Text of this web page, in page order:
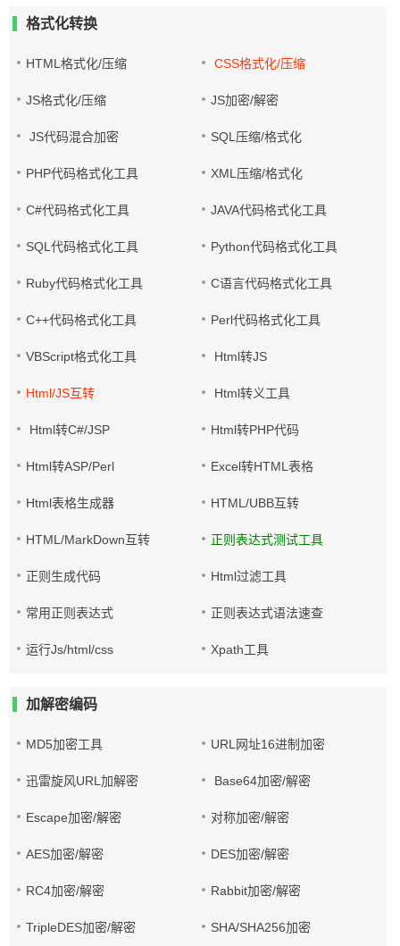
格式化转换
HTML格式化/压缩 CSS格式化/压缩
JS格式化/压缩 JS加密/解密
JS代码混合加密 SQL压缩/格式化
PHP代码格式化工具 XML压缩/格式化
C#代码格式化工具 JAVA代码格式化工具
SQL代码格式化工具 Python代码格式化工具
Ruby代码格式化工具 C语言代码格式化工具
C++代码格式化工具 Perl代码格式化工具
VBScript格式化工具 Html转JS
Html/JS互转 Html转义工具
Html转C#/JSP Html转PHP代码
Html转ASP/Perl Excel转HTML表格
Html表格生成器 HTML/UBB互转
HTML/MarkDown互转 正则表达式测试工具
正则生成代码 Html过滤工具
常用正则表达式 正则表达式语法速查
运行Js/html/css Xpath工具
加解密编码
MD5加密工具 URL网址16进制加密
迅雷旋风URL加解密 Base64加密/解密
Escape加密/解密 对称加密/解密
AES加密/解密 DES加密/解密
RC4加密/解密 Rabbit加密/解密
TripleDES加密/解密 SHA/SHA256加密